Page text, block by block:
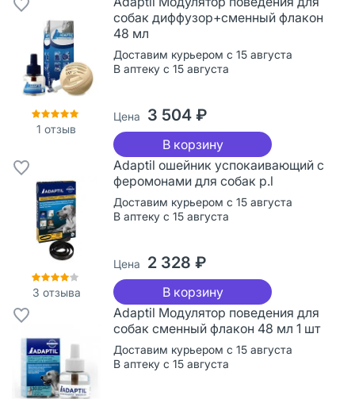
1 отзыв
собак диффузор+сменный флакон
48 мл
Доставим курьером с 15 августа
В аптеку с 15 августа
Цена 3 504 ₽
В корзину
3 отзыва
Adaptil ошейник успокаивающий с
феромонами для собак р.l
Доставим курьером с 15 августа
В аптеку с 15 августа
Цена 2 328 ₽
В корзину
Adaptil Модулятор поведения для
собак сменный флакон 48 мл 1 шт
Доставим курьером с 15 августа
В аптеку с 15 августа